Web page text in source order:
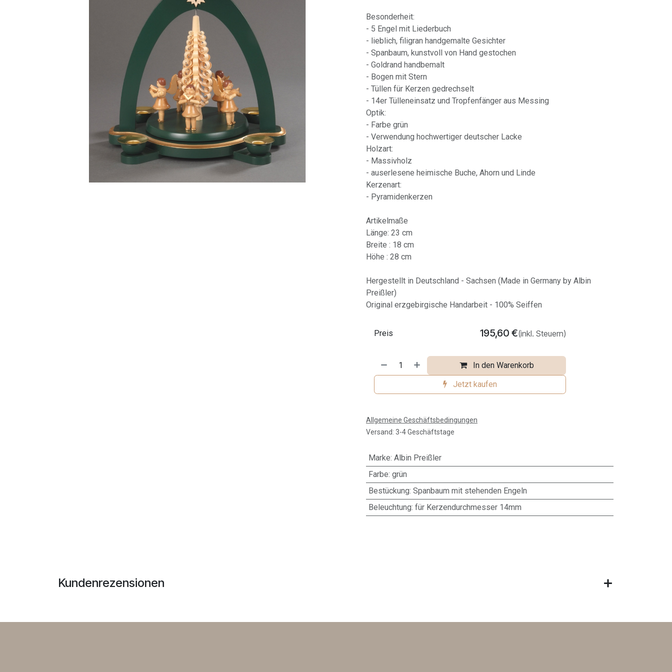
Besonderheit:
- 5 Engel mit Liederbuch
- lieblich, filigran handgemalte Gesichter
- Spanbaum, kunstvoll von Hand gestochen
- Goldrand handbemalt
- Bogen mit Stern
- Tüllen für Kerzen gedrechselt
- 14er Tülleneinsatz und Tropfenfänger aus Messing
Optik:
- Farbe grün
- Verwendung hochwertiger deutscher Lacke
Holzart:
- Massivholz
- auserlesene heimische Buche, Ahorn und Linde
Kerzenart:
- Pyramidenkerzen
Artikelmaße
Länge: 23 cm
Breite : 18 cm
Höhe : 28 cm
Hergestellt in Deutschland - Sachsen (Made in Germany by Albin
Preißler)
Original erzgebirgische Handarbeit - 100% Seiffen
In den Warenkorb
Jetzt kaufen
Preis 195,60 €(inkl. Steuern)
Allgemeine Geschäftsbedingungen
Versand: 3-4 Geschäftstage
Marke: Albin Preißler
Farbe: grün
Bestückung: Spanbaum mit stehenden Engeln
Beleuchtung: für Kerzendurchmesser 14mm
Kundenrezensionen